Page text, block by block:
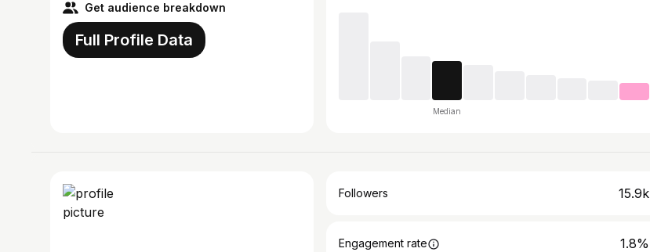
Get audience breakdown
Full Profile Data
Median
Followers 15.9k
Engagement rate 1.8%